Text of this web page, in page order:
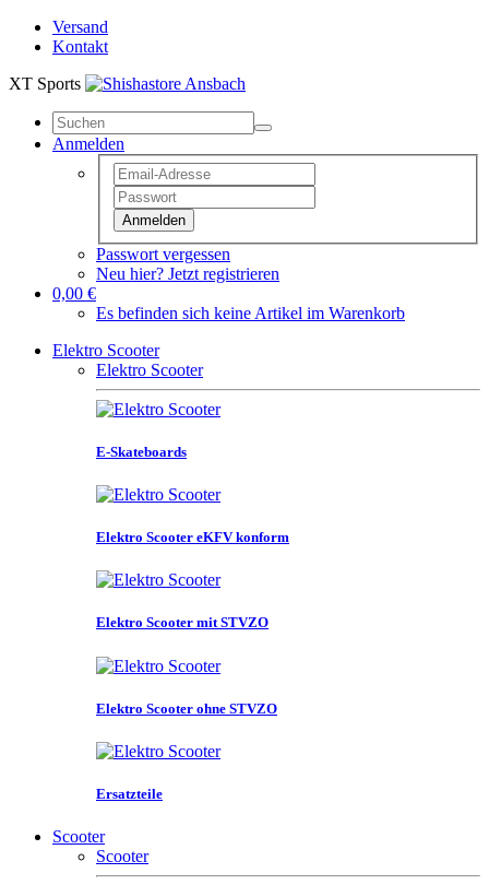
Versand
Kontakt
XT Sports
Anmelden
Anmelden
Passwort vergessen
Neu hier? Jetzt registrieren
0,00 €
Es befinden sich keine Artikel im Warenkorb
Elektro Scooter
Elektro Scooter
E-Skateboards
Elektro Scooter eKFV konform
Elektro Scooter mit STVZO
Elektro Scooter ohne STVZO
Ersatzteile
Scooter
Scooter